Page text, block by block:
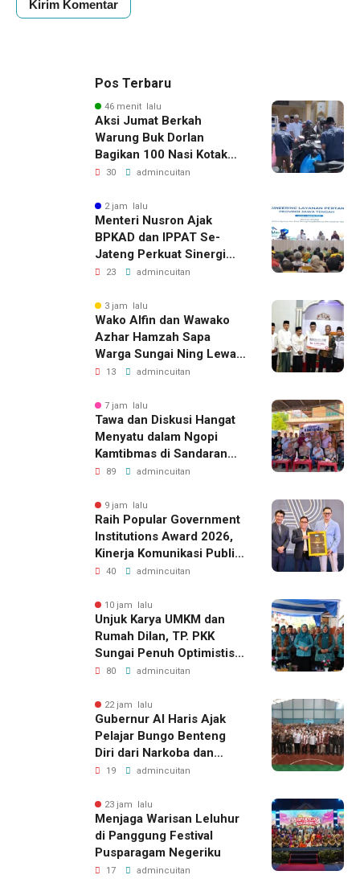
Pos Terbaru
46 menit lalu
Aksi Jumat Berkah
Warung Buk Dorlan
Bagikan 100 Nasi Kotak
dan Jus Gratis
30 admincuitan
2 jam lalu
Menteri Nusron Ajak
BPKAD dan IPPAT Se-
Jateng Perkuat Sinergi
Wujudkan Transformasi
23 admincuitan
3 jam lalu
Wako Alfin dan Wawako
Azhar Hamzah Sapa
Warga Sungai Ning Lewat
Safari Jumat
13 admincuitan
7 jam lalu
Tawa dan Diskusi Hangat
Menyatu dalam Ngopi
Kamtibmas di Sandaran
Galeh
89 admincuitan
9 jam lalu
Raih Popular Government
Institutions Award 2026,
Kinerja Komunikasi Publik
Kementerian ATR/BPN
40 admincuitan
10 jam lalu
Unjuk Karya UMKM dan
Rumah Dilan, TP. PKK
Sungai Penuh Optimistis
Raih Juara di Tingkat
80 admincuitan
22 jam lalu
Gubernur Al Haris Ajak
Pelajar Bungo Benteng
Diri dari Narkoba dan
Judol
19 admincuitan
23 jam lalu
Menjaga Warisan Leluhur
di Panggung Festival
Pusparagam Negeriku
17 admincuitan